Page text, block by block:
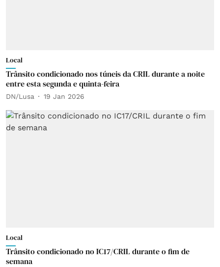
Local
Trânsito condicionado nos túneis da CRIL durante a noite
entre esta segunda e quinta-feira
DN/Lusa 19 Jan 2026
Local
Trânsito condicionado no IC17/CRIL durante o fim de
semana